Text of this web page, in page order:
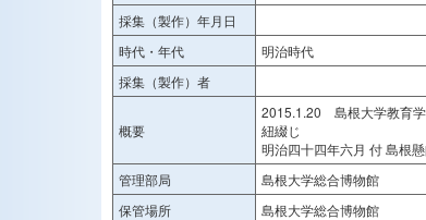
採集（製作）年月日
時代・年代
明治時代
採集（製作）者
概要
2015.1.20 島根大学教育
紐綴じ
明治四十四年六月 付 島根
管理部局
島根大学総合博物館
保管場所
島根大学総合博物館